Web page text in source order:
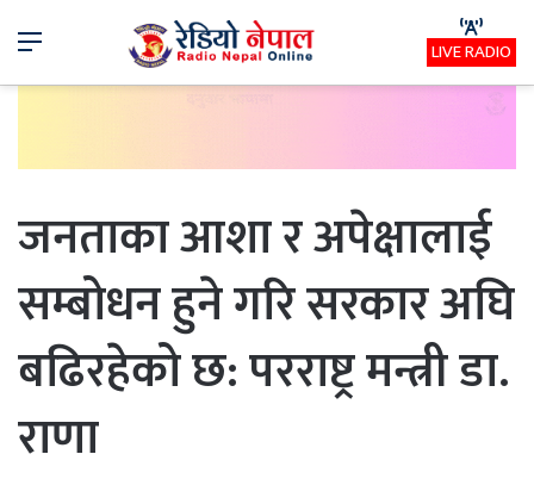
Menu LIVE RADIO
जनताका आशा र अपेक्षालाई
सम्बोधन हुने गरि सरकार अघि
बढिरहेको छ: परराष्ट्र मन्त्री डा.
राणा